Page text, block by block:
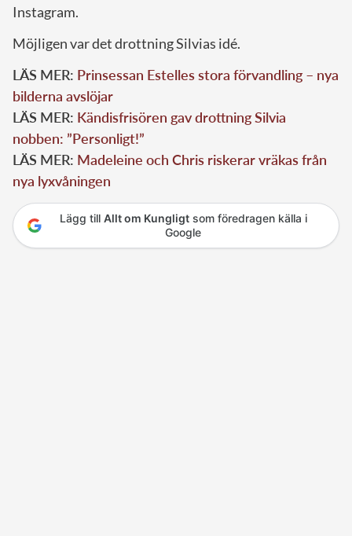
Instagram.
Möjligen var det drottning Silvias idé.
LÄS MER: Prinsessan Estelles stora förvandling – nya
bilderna avslöjar
LÄS MER: Kändisfrisören gav drottning Silvia
nobben: ”Personligt!”
LÄS MER: Madeleine och Chris riskerar vräkas från
nya lyxvåningen
Lägg till Allt om Kungligtsom föredragen källa i
Google